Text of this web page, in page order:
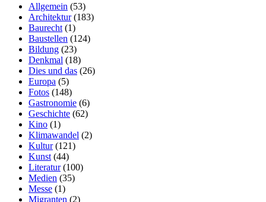
Allgemein (53)
Architektur(183)
Baurecht (1)
Baustellen (124)
Bildung (23)
Denkmal (18)
Dies und das (26)
Europa (5)
Fotos (148)
Gastronomie (6)
Geschichte (62)
Kino (1)
Klimawandel (2)
Kultur(121)
Kunst (44)
Literatur(100)
Medien (35)
Messe (1)
Migranten (2)